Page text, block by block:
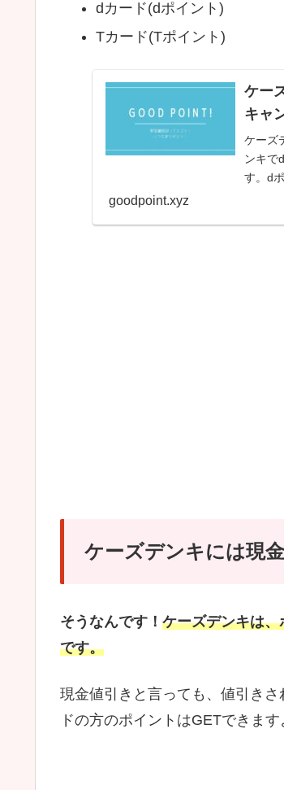
dカード(dポイント)
Tカード(Tポイント)
ケー
キャ
ケーズ
ンキで
す。d
goodpoint.xyz
ケーズデンキには現
そうなんです！ ケーズデンキは
です。
現金値引きと言っても、値引き
ドの方のポイントはGETできます